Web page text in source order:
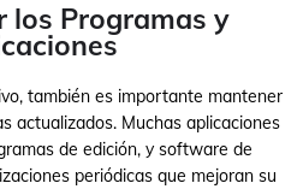
los Programas y
también es importante mantener
actualizados. Muchas aplicaciones
de edición, y software de
periódicas que mejoran su